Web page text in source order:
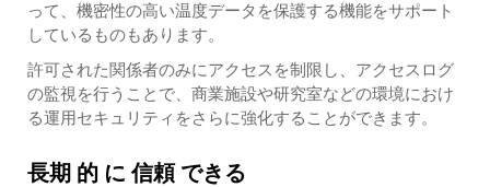
って、機密性の高い温度データを保護する機能をサポート
しているものもあります。
許可された関係者のみにアクセスを制限し、アクセスログ
の監視を行うことで、商業施設や研究室などの環境におけ
る運用セキュリティをさらに強化することができます。
長期 的 に 信頼 できる